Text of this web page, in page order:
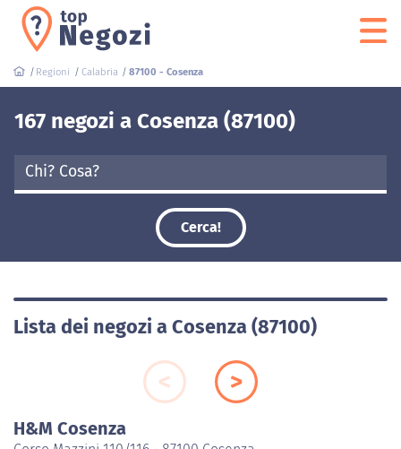
Regioni Calabria 87100 - Cosenza
167 negozi a Cosenza (87100)
Cerca!
Lista dei negozi a Cosenza (87100)
H&M Cosenza